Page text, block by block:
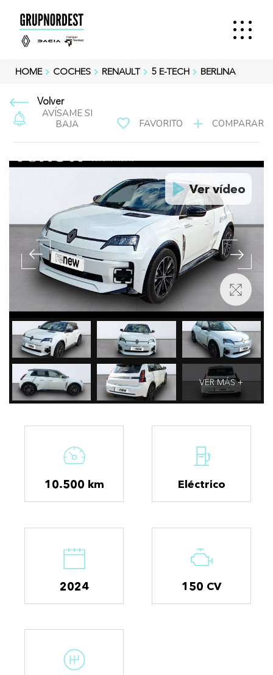
HOME COCHES RENAULT 5 E-TECH BERLINA
Volver
AVÍSAME SI
BAJA
FAVORITO COMPARAR
Ver vídeo
VER MÁS +
10.500 km Eléctrico
2024 150 CV